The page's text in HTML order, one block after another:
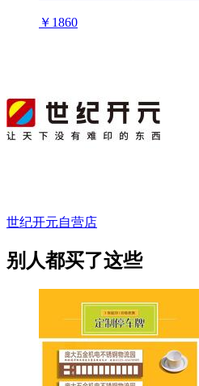
￥1860
世纪开元自营店
别人都买了这些